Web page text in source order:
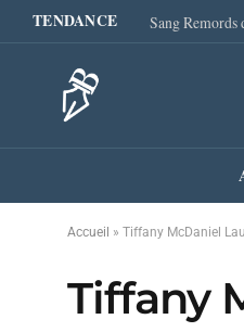
TENDANCE
Accueil » Tiffany McDaniel
Tiffany